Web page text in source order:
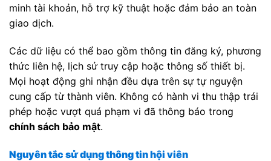
minh tài khoản, hỗ trợ kỹ thuật hoặc đảm bảo an toàn
giao dịch.
Các dữ liệu có thể bao gồm thông tin đăng ký, phương
thức liên hệ, lịch sử truy cập hoặc thông số thiết bị.
Mọi hoạt động ghi nhận đều dựa trên sự tự nguyện
cung cấp từ thành viên. Không có hành vi thu thập trái
phép hoặc vượt quá phạm vi đã thông báo trong
chính sách bảo mật.
Nguyên tắc sử dụng thông tin hội viên